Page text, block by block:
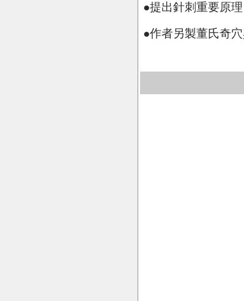
●提出針刺重要原
●作者另製董氏奇